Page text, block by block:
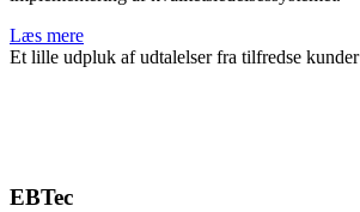
Læs mere
Et lille udpluk af udtalelser fra tilfredse kunder
EBTec